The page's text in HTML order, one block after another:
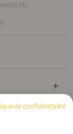
(6)
de confidentialité